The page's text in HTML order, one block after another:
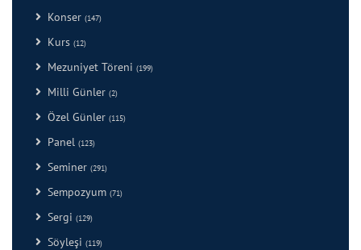
Konser (147)
Kurs (12)
Mezuniyet Töreni (199)
Milli Günler (2)
Özel Günler (115)
Panel (123)
Seminer (291)
Sempozyum (71)
Sergi (129)
Söyleşi (119)